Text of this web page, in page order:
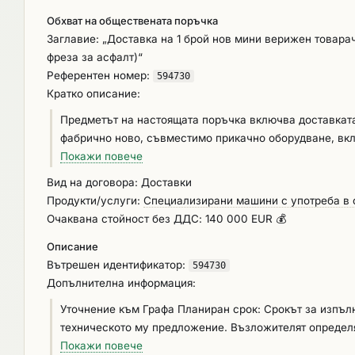
Обхват на обществената поръчка
Заглавие: „Доставка на 1 брой нов мини верижен
фреза за асфалт)“
Референтен номер:
594730
Кратко описание:
Предметът на настоящата поръчка включва
фабрично ново, съвместимо прикачно оборудване,
асфалт. Доставката следва да съответства на
прикачно оборудване, като инсталационни работи,
„БКРД“ в град Карнобат, Промишлена зона – Север в
предаването/получаването на предмета на
двустранен приемо-предавателен протокол от
несъответствия на техниката с техническите
обслужване) и гаранционна отговорност. Всички
Покажи повече
Вид на договора: Доставки
Продукти/услуги: Специализирани машини с употреба в
Очаквана стойност без ДДС: 140 000 EUR 💰
Описание
Вътрешен идентификатор:
594730
Допълнителна информация:
Уточнение към Графа Планиран срок: Срокът за
техническото му предложение. Възложителят определя минимален срок за доставка - 30 (тридесет) календарни дни и
максимален срок за доставка – до 60 (шестдесет)
Покажи повече